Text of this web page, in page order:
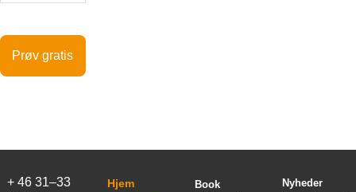
Prøv gratis
+ 46 31–33
Hjem
Book
Nyheder